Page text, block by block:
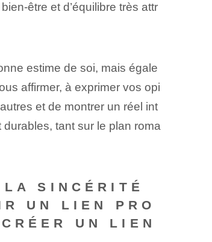
être et d’équilibre très attr
estime de soi, mais égale
affirmer, à exprimer vos opi
et de montrer un réel int
tant sur le plan roma
SINCÉRITÉ
UN LIEN PRO
UN LIEN